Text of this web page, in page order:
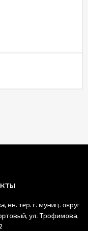
вн. тер. г. муниц. округ
ул. Трофимова,